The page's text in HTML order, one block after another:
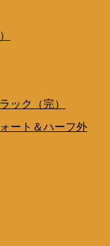
ック（完）
ート＆ハーフ外